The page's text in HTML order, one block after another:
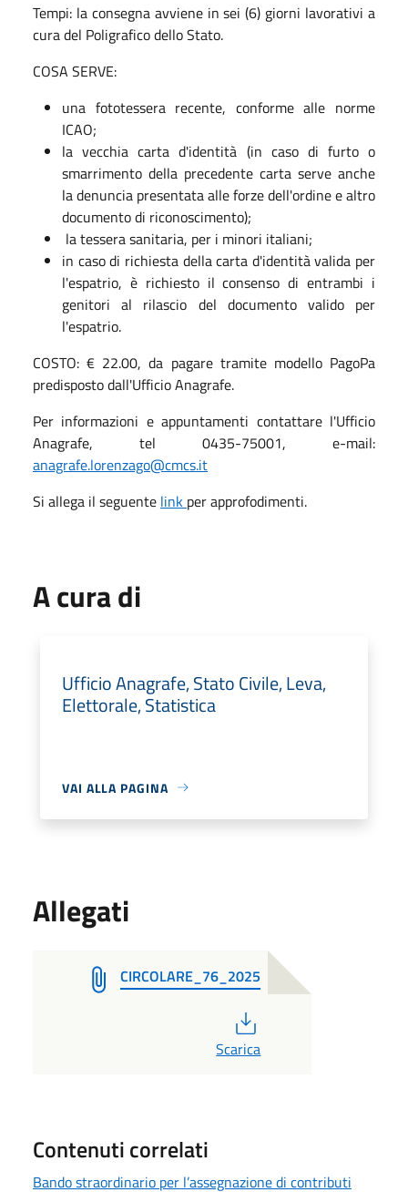
Tempi: la consegna avviene in sei (6) giorni lavorativi a
cura del Poligrafico dello Stato.
COSA SERVE:
una fototessera recente, conforme alle norme
ICAO;
la vecchia carta d'identità (in caso di furto o
smarrimento della precedente carta serve anche
la denuncia presentata alle forze dell'ordine e altro
documento di riconoscimento);
la tessera sanitaria, per i minori italiani;
in caso di richiesta della carta d'identità valida per
l'espatrio, è richiesto il consenso di entrambi i
genitori al rilascio del documento valido per
l'espatrio.
COSTO: € 22.00, da pagare tramite modello PagoPa
predisposto dall'Ufficio Anagrafe.
Per informazioni e appuntamenti contattare l'Ufficio
Anagrafe, tel 0435-75001, e-mail:
anagrafe.lorenzago@cmcs.it
Si allega il seguente link per approfodimenti.
A cura di
Ufficio Anagrafe, Stato Civile, Leva,
Elettorale, Statistica
VAI ALLA PAGINA
Allegati
CIRCOLARE_76_2025
Scarica
Contenuti correlati
Bando straordinario per l’assegnazione di contributi